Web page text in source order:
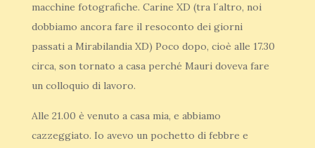
macchine fotografiche. Carine XD (tra l´altro, noi
dobbiamo ancora fare il resoconto dei giorni
passati a Mirabilandia XD) Poco dopo, cioè alle 17.30
circa, son tornato a casa perché Mauri doveva fare
un colloquio di lavoro.
Alle 21.00 è venuto a casa mia, e abbiamo
cazzeggiato. Io avevo un pochetto di febbre e